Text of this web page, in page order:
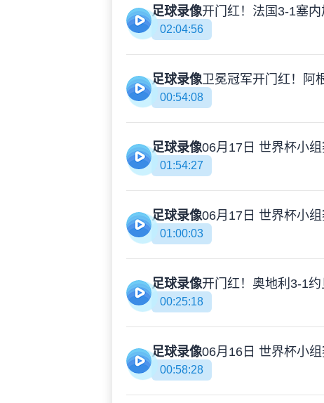
足球录像
02:04:56
足球录像
00:54:08
足球录像
01:54:27
足球录像
01:00:03
足球录像
00:25:18
足球录像
00:58:28